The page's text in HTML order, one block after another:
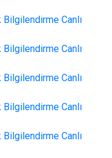
Canlı
Canlı
Canlı
Canlı
Canlı